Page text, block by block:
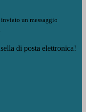
inviato un messaggio
di posta elettronica!